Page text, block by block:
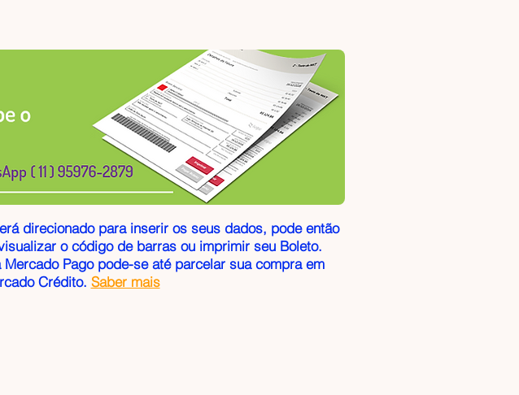
direcionado para inserir os seus dados, pode então
o código de barras ou imprimir seu Boleto.
Mercado Pago pode-se até parcelar sua compra em
Crédito. Saber mais